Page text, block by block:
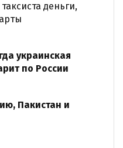
деньги,
украинская
по России
Пакистан и